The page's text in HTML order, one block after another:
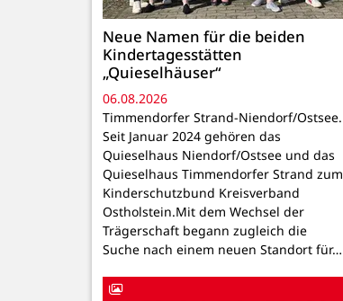
Neue Namen für die beiden
Kindertagesstätten
„Quieselhäuser“
06.08.2026
Timmendorfer Strand-Niendorf/Ostsee.
Seit Januar 2024 gehören das
Quieselhaus Niendorf/Ostsee und das
Quieselhaus Timmendorfer Strand zum
Kinderschutzbund Kreisverband
Ostholstein.Mit dem Wechsel der
Trägerschaft begann zugleich die
Suche nach einem neuen Standort für…